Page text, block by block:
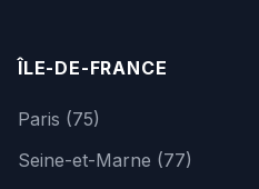
ÎLE-DE-FRANCE
Paris (75)
Seine-et-Marne (77)